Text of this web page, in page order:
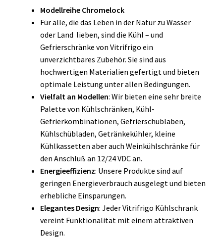
Modellreihe Chromelock
Für alle, die das Leben in der Natur zu Wasser
oder Land lieben, sind die Kühl – und
Gefrierschränke von Vitrifrigo ein
unverzichtbares Zubehör. Sie sind aus
hochwertigen Materialien gefertigt und bieten
optimale Leistung unter allen Bedingungen.
Vielfalt an Modellen: Wir bieten eine sehr breite
Palette von Kühlschränken, Kühl-
Gefrierkombinationen, Gefrierschublaben,
Kühlschübladen, Getränkekühler, kleine
Kühlkassetten aber auch Weinkühlschränke für
den Anschluß an 12/24 VDC an.
Energieeffizienz: Unsere Produkte sind auf
geringen Energieverbrauch ausgelegt und bieten
erhebliche Einsparungen.
Elegantes Design: Jeder Vitrifrigo Kühlschrank
vereint Funktionalität mit einem attraktiven
Design.